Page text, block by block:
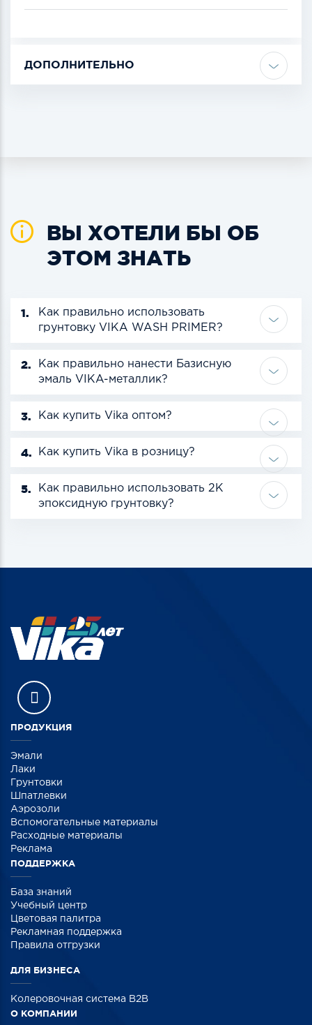
ДОПОЛНИТЕЛЬНО
ВЫ ХОТЕЛИ БЫ ОБ
ЭТОМ ЗНАТЬ
1.
Как правильно использовать
грунтовку VIKA WASH PRIMER?
2.
Как правильно нанести Базисную
эмаль VIKA-металлик?
3. Как купить Vika оптом?
4. Как купить Vika в розницу?
5.
Как правильно использовать 2К
эпоксидную грунтовку?
ПРОДУКЦИЯ
Эмали
Лаки
Грунтовки
Шпатлевки
Аэрозоли
Вспомогательные материалы
Расходные материалы
Реклама
ПОДДЕРЖКА
База знаний
Учебный центр
Цветовая палитра
Рекламная поддержка
Правила отгрузки
ДЛЯ БИЗНЕСА
Колеровочная система B2B
О КОМПАНИИ